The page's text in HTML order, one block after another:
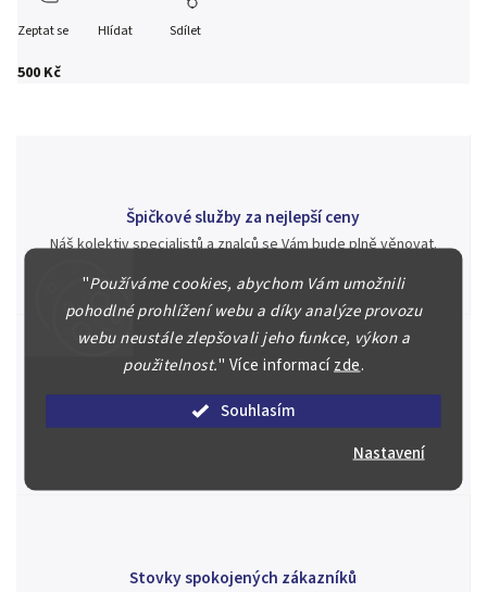
"Používáme cookies, abychom Vám umožnili
pohodlné prohlížení webu a díky analýze provozu
webu neustále zlepšovali jeho funkce, výkon a
použitelnost." Více informacízde.
Souhlasím
Nastavení
500 Kč
Zeptat se Hlídat Sdílet
Špičkové služby za nejlepší ceny
Náš kolektiv specialistů a znalců se Vám bude plně věnovat.
aukci nebo Vám poradíme kam investovat.
Jsme zde pro Vás nepřetržitě již od roku 2000
Během té doby jsme v našich aukcích prodali významné sbírky i
jednotlivé kusy unikátních mincí, bankovek, řádů a vyznamenání
Stovky spokojených zákazníků